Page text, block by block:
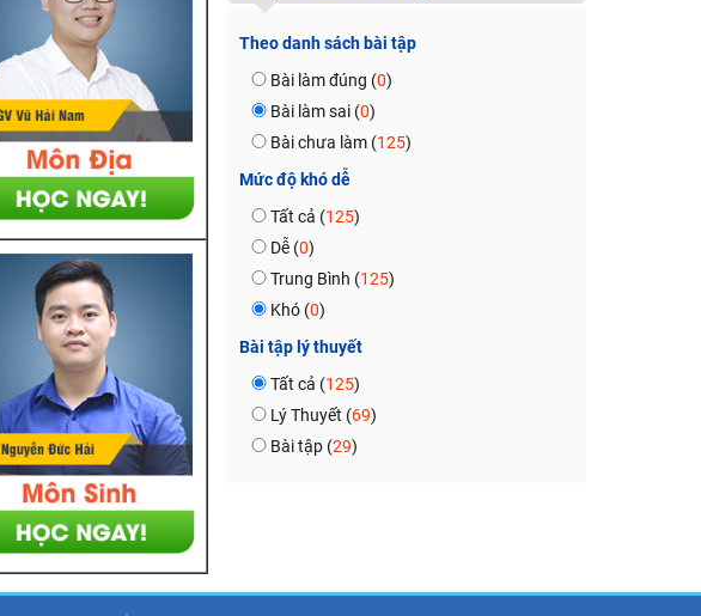
Theo danh sách bài tập
Bài làm đúng (0)
Bài làm sai (0)
Bài chưa làm (125)
Mức độ khó dễ
Tất cả (125)
Dễ (0)
Trung Bình (125)
Khó (0)
Bài tập lý thuyết
Tất cả (125)
Lý Thuyết (69)
Bài tập (29)